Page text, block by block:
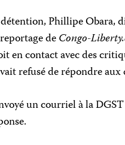
Phillipe Obara,
deCongo-
en contact avec des
refusé de répondre
un courriel à la